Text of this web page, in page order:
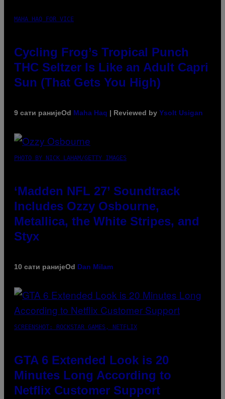
MAHA HAQ FOR VICE
Cycling Frog’s Tropical Punch
THC Seltzer Is Like an Adult Capri
Sun (That Gets You High)
9 сати ранијеOd Maha Haq | Reviewed by Ysolt Usigan
PHOTO BY NICK LAHAM/GETTY IMAGES
‘Madden NFL 27’ Soundtrack
Includes Ozzy Osbourne,
Metallica, the White Stripes, and
Styx
10 сати ранијеOd Dan Milam
SCREENSHOT: ROCKSTAR GAMES, NETFLIX
GTA 6 Extended Look is 20
Minutes Long According to
Netflix Customer Support